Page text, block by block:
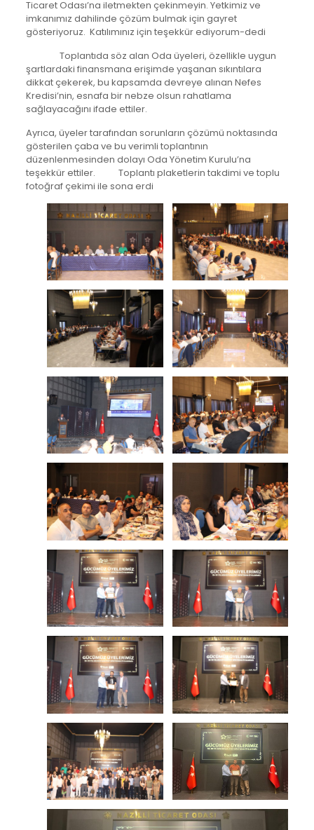
Ticaret Odası’na iletmekten çekinmeyin. Yetkimiz ve
imkanımız dahilinde çözüm bulmak için gayret
gösteriyoruz. Katılımınız için teşekkür ediyorum-dedi
Toplantıda söz alan Oda üyeleri, özellikle uygun
şartlardaki finansmana erişimde yaşanan sıkıntılara
dikkat çekerek, bu kapsamda devreye alınan Nefes
Kredisi’nin, esnafa bir nebze olsun rahatlama
sağlayacağını ifade ettiler.
Ayrıca, üyeler tarafından sorunların çözümü noktasında
gösterilen çaba ve bu verimli toplantının
düzenlenmesinden dolayı Oda Yönetim Kurulu’na
teşekkür ettiler. Toplantı plaketlerin takdimi ve toplu
fotoğraf çekimi ile sona erdi